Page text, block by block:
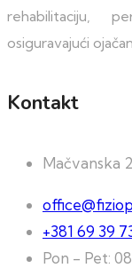
rehabilitaciju,
osiguravajući
Kontakt
Mačvanska
+381 69 39
Pon - Pet: